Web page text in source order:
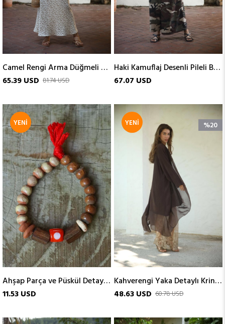
Camel Rengi Arma Düğmeli Keten Ceket
65.39 USD 81.74 USD
Haki Kamuflaj Desenli Pileli Bol Paça Pantolon
67.07 USD
Ahşap Parça ve Püskül Detaylı Cam Bileklik
11.53 USD
YENI
ÜRÜN
Kahverengi Yaka Detaylı Krinkıl Kaftan
48.63 USD 60.78 USD
%20
YENI